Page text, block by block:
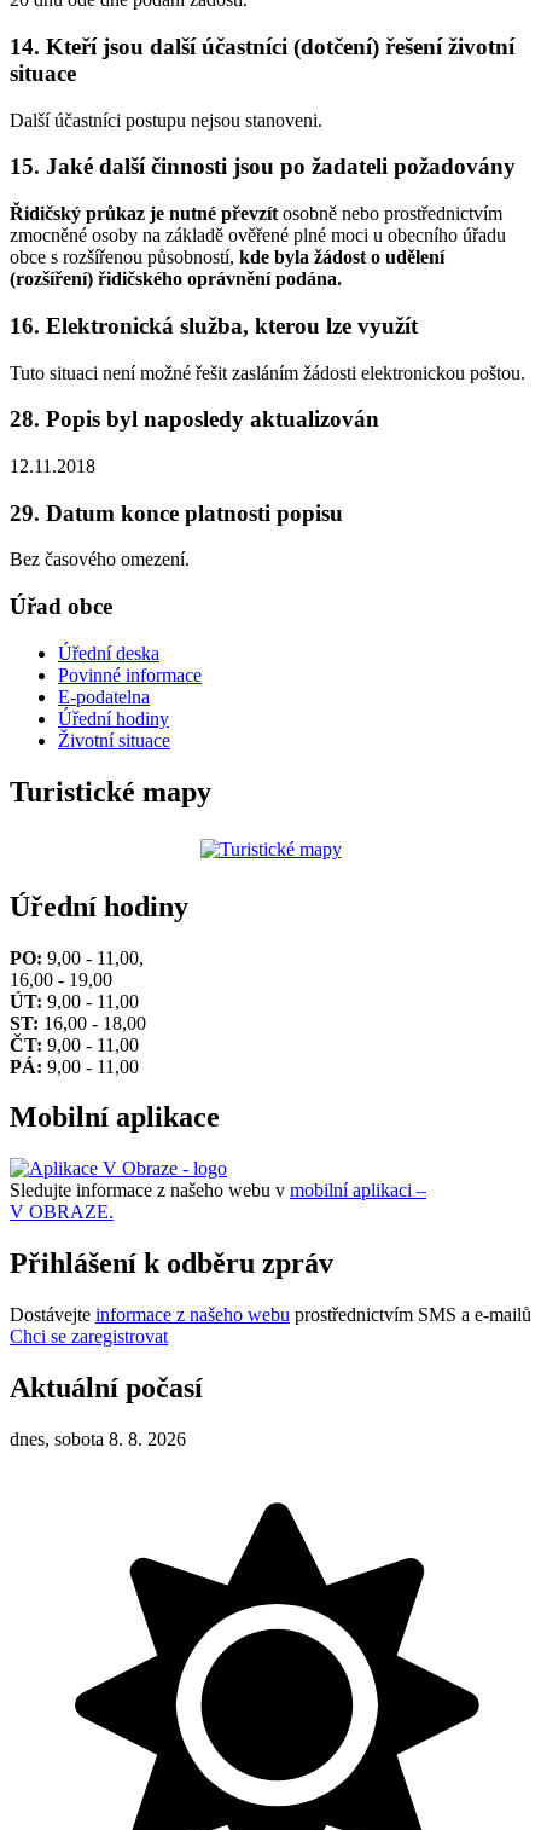
14. Kteří jsou další účastníci (dotčení) řešení životní
situace
Další účastníci postupu nejsou stanoveni.
15. Jaké další činnosti jsou po žadateli požadovány
Řidičský průkaz je nutné převzít osobně nebo prostřednictvím
zmocněné osoby na základě ověřené plné moci u obecního úřadu
obce s rozšířenou působností, kde byla žádost o udělení
(rozšíření) řidičského oprávnění podána.
16. Elektronická služba, kterou lze využít
Tuto situaci není možné řešit zasláním žádosti elektronickou poštou.
28. Popis byl naposledy aktualizován
12.11.2018
29. Datum konce platnosti popisu
Bez časového omezení.
Úřad obce
Úřední deska
Povinné informace
E-podatelna
Úřední hodiny
Životní situace
Turistické mapy
Úřední hodiny
PO: 9,00 - 11,00,
16,00 - 19,00
ÚT: 9,00 - 11,00
ST: 16,00 - 18,00
ČT: 9,00 - 11,00
PÁ: 9,00 - 11,00
Mobilní aplikace
Sledujte informace z našeho webu v mobilní aplikaci –
V OBRAZE.
Přihlášení k odběru zpráv
Dostávejte informace z našeho webu prostřednictvím SMS a e-mailů
Chci se zaregistrovat
Aktuální počasí
dnes, sobota 8. 8. 2026